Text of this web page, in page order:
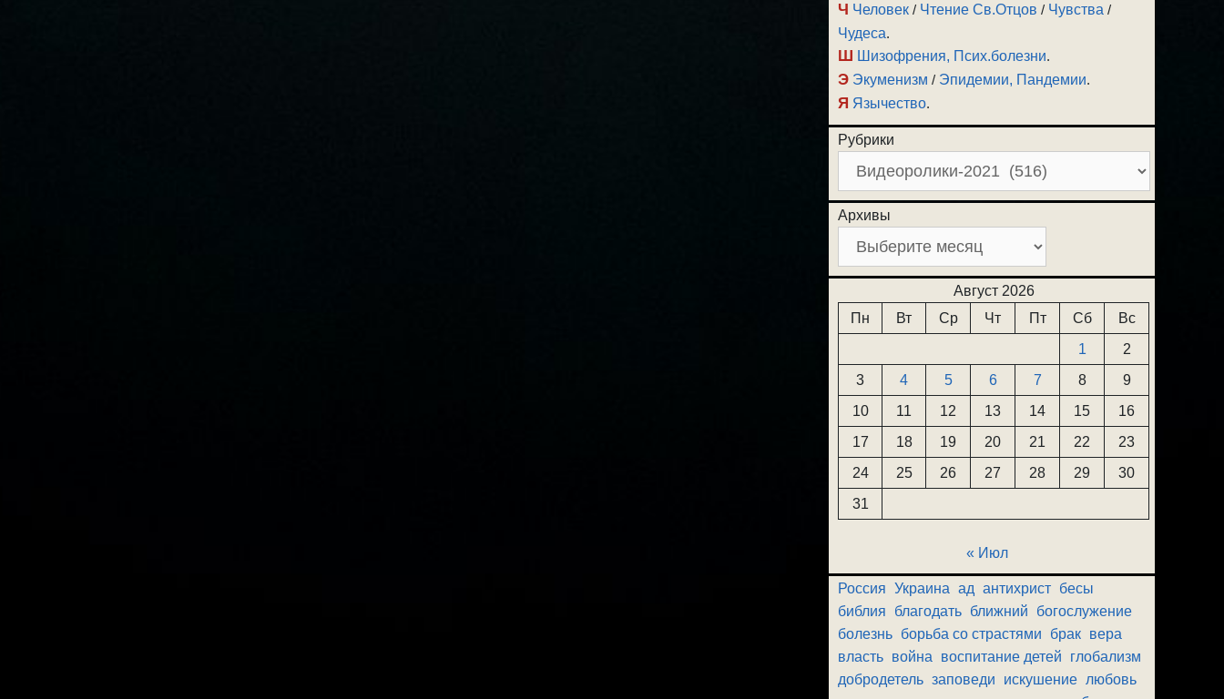
Ч Человек / Чтение Св.Отцов / Чувства /
Чудеса.
Ш Шизофрения, Псих.болезни.
Э Экуменизм / Эпидемии, Пандемии.
Я Язычество.
Рубрики
Архивы
Август 2026
Пн
Вт Ср Чт Пт Сб
Вс
1
2
3
4 5 6 7 8
9
10
11 12 13 14 15
16
17
18 19 20 21 22
23
24
25 26 27 28 29
30
31
« Июл
Россия Украина ад антихрист бесы
библия
благодать ближний
богослужение
болезнь борьба со страстями брак вера
власть война воспитание детей
глобализм
добродетель заповеди искушение любовь